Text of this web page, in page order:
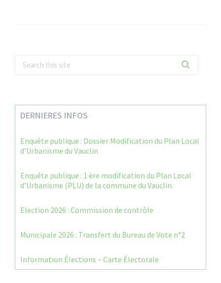
DERNIERES INFOS
Enquête publique : Dossier Modification du Plan Local
d’Urbanisme du Vauclin
Enquête publique : 1 ère modification du Plan Local
d’Urbanisme (PLU) de la commune du Vauclin.
Election 2026 : Commission de contrôle
Municipale 2026 : Transfert du Bureau de Vote n°2
Information Élections – Carte Électorale